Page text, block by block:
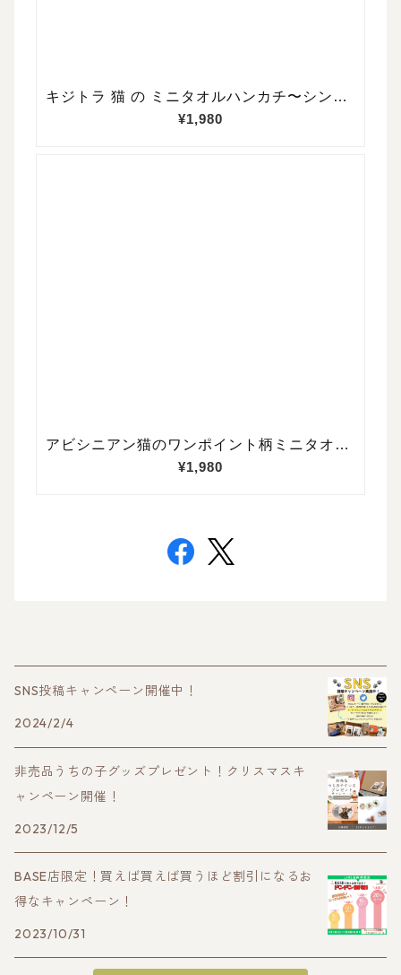
SNS投稿キャンペーン開催中！
2024/2/4
非売品うちの子グッズプレゼント！クリスマスキ
ャンペーン開催！
2023/12/5
BASE店限定！買えば買えば買うほど割引になるお
得なキャンペーン！
2023/10/31